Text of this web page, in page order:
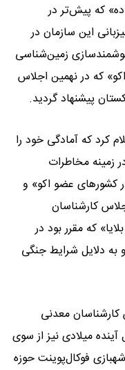
که پیش‌تر در
این سازمان در
زمین‌شناسی
که در نهمین اجلاس
پیشنهاد گردید.
کرد که آمادگی خود را
زمینه مخاطرات
کشورهای عضو اکو» و
کارشناسان
که مقرر بود در
شود و به دلایل شرایط جنگی
کارشناسان معدنی
در سال ۲۰۲۶ یا سال آینده میلادی نیز از سوی
فوکال‌پوینت حوزه